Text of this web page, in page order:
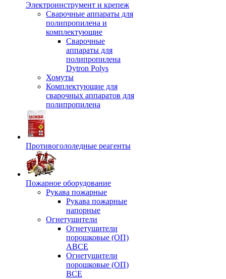
Электроинструмент и крепеж
Сварочные аппараты для
полипропилена и
комплектующие
Сварочные
аппараты для
полипропилена
Dytron Polys
Хомуты
Комплектующие для
сварочных аппаратов для
полипропилена
Противогололедные реагенты
Пожарное оборудование
Рукава пожарные
Рукава пожарные
напорные
Огнетушители
Огнетушители
порошковые (ОП)
АВСЕ
Огнетушители
порошковые (ОП)
ВСЕ